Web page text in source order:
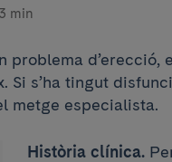
3 min
problema
Si s’ha tingut
metge especialista.
Història clínica.